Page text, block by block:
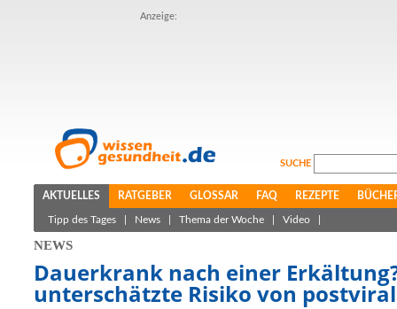
Anzeige:
SUCHE
AKTUELLES RATGEBER GLOSSAR FAQ REZEPTE
Tipp des Tages News Thema der Woche Video
NEWS
Dauerkrank nach einer
unterschätzte Risiko von